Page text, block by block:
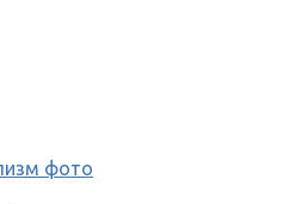
фото